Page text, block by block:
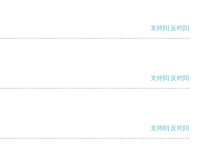
支持[0] 反对[0]
支持[0] 反对[0]
支持[0] 反对[0]